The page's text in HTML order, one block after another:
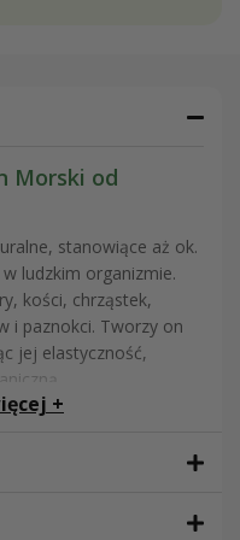
Morski od
stanowiące aż ok.
ludzkim organizmie.
kości, chrząstek,
i paznokci. Tworzy on
jej elastyczność,
syntetyzuje
roku życia jego
poziomie. Dzięki temu
+